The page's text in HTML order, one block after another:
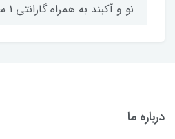
نو و آکبند به همراه گارانتی 1 ساله
درباره ما